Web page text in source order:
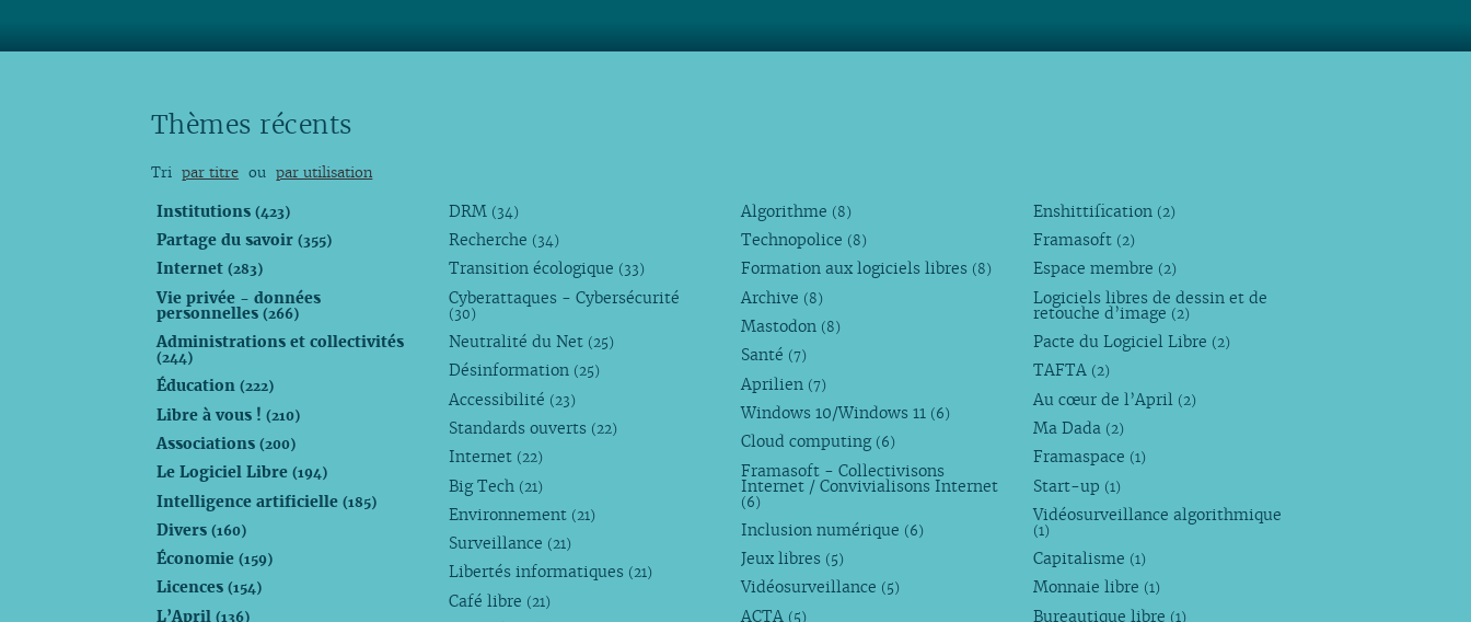
Thèmes récents
Tri par titre ou par utilisation
Institutions(423)
Partage du savoir(355)
Internet(283)
Vie privée - données
personnelles(266)
Administrations et collectivités
(244)
Éducation(222)
Libre à vous !(210)
Associations(200)
Le Logiciel Libre(194)
Intelligence artificielle(185)
Divers(160)
Économie(159)
Licences(154)
L’April(136)
DRM (34)
Recherche (34)
Transition écologique (33)
Cyberattaques - Cybersécurité
(30)
Neutralité du Net (25)
Désinformation (25)
Accessibilité (23)
Standards ouverts (22)
Internet (22)
Big Tech (21)
Environnement (21)
Surveillance (21)
Libertés informatiques (21)
Café libre (21)
Algorithme (8)
Technopolice (8)
Formation aux logiciels libres (8)
Archive (8)
Mastodon (8)
Santé (7)
Aprilien (7)
Windows 10/Windows 11 (6)
Cloud computing (6)
Framasoft - Collectivisons
Internet / Convivialisons Internet
(6)
Inclusion numérique (6)
Jeux libres (5)
Vidéosurveillance (5)
ACTA (5)
Enshittification (2)
Framasoft (2)
Espace membre (2)
Logiciels libres de dessin et de
retouche d’image (2)
Pacte du Logiciel Libre (2)
TAFTA (2)
Au cœur de l’April (2)
Ma Dada (2)
Framaspace (1)
Start-up (1)
Vidéosurveillance algorithmique
(1)
Capitalisme (1)
Monnaie libre (1)
Bureautique libre (1)